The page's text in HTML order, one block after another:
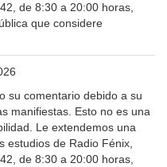
de 8:30 a 20:00 horas,
que considere
su comentario debido a su
manifiestas. Esto no es una
Le extendemos una
estudios de Radio Fénix,
de 8:30 a 20:00 horas,